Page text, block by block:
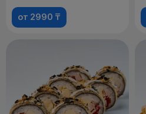
от 2990 ₸